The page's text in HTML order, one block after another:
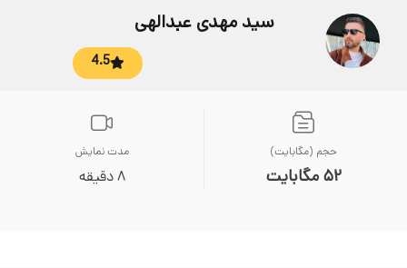
سید مهدی عبدالهی
4.5
حجم (مگابایت)
52 مگابایت
مدت نمایش